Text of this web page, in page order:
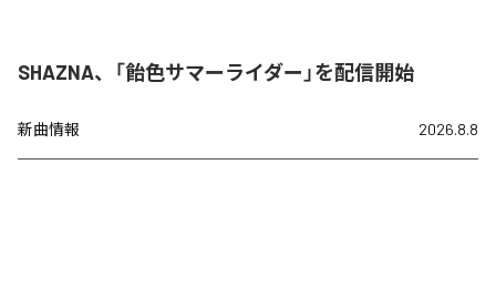
SHAZNA、「飴色サマーライダー」を配信開始
新曲情報 2026.8.8